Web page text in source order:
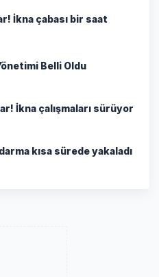
İkna çabası bir saat
Belli Oldu
İkna çalışmaları sürüyor
kısa sürede yakaladı